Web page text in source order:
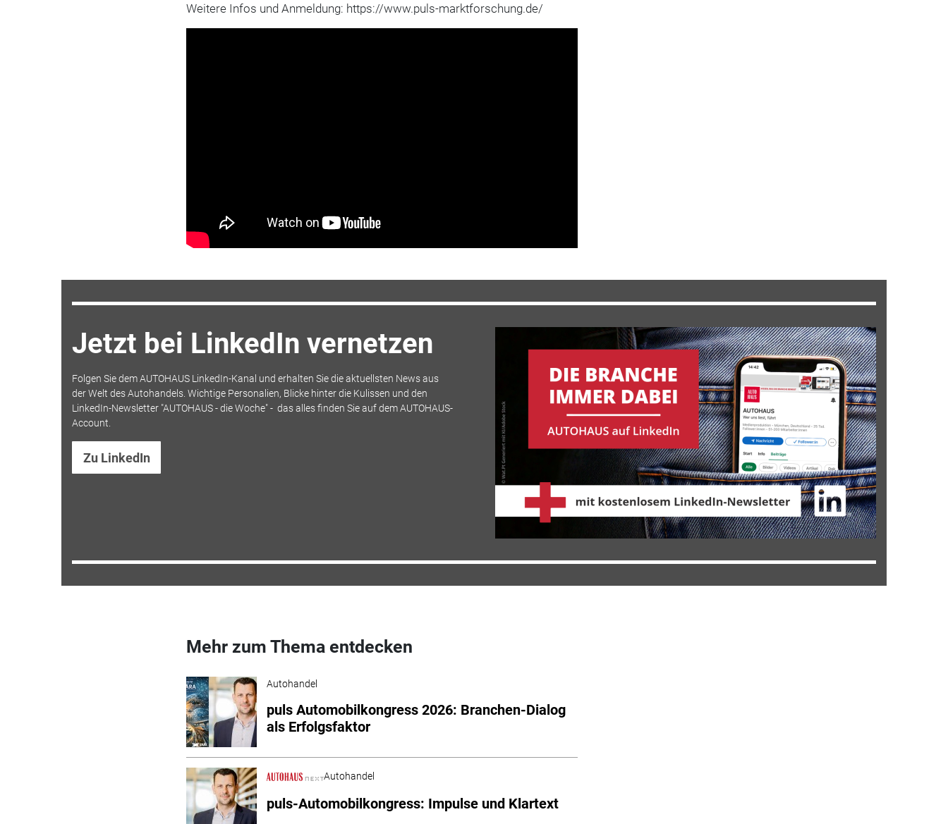
Weitere Infos und Anmeldung: https://www.puls-marktforschung.de/
Jetzt bei LinkedIn vernetzen
Folgen Sie dem AUTOHAUS LinkedIn-Kanal und erhalten Sie die aktuellsten News aus
der Welt des Autohandels. Wichtige Personalien, Blicke hinter die Kulissen und den
LinkedIn-Newsletter "AUTOHAUS - die Woche" - das alles finden Sie auf dem AUTOHAUS-
Account.
Zu LinkedIn
Mehr zum Thema entdecken
Autohandel
puls Automobilkongress 2026: Branchen-Dialog
als Erfolgsfaktor
Autohandel
puls-Automobilkongress: Impulse und Klartext